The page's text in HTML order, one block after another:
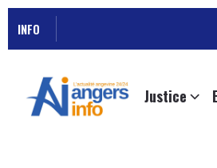
INFO
Justice